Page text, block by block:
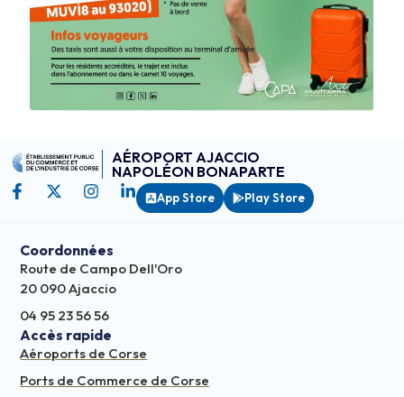
AÉROPORT AJACCIO
NAPOLÉON BONAPARTE
App Store Play Store
Coordonnées
Route de Campo Dell'Oro
20 090 Ajaccio
04 95 23 56 56
Accès rapide
Aéroports de Corse
Ports de Commerce de Corse